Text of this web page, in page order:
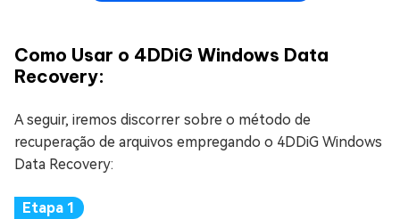
Como Usar o 4DDiG Windows Data
Recovery:
A seguir, iremos discorrer sobre o método de
recuperação de arquivos empregando o 4DDiG Windows
Data Recovery: